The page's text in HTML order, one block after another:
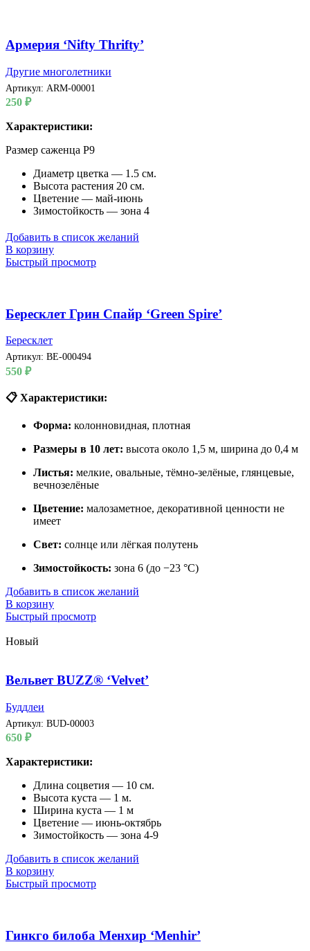
Армерия ‘Nifty Thrifty’
Другие многолетники
Артикул: ARM-00001
250 ₽
Характеристики:
Размер саженца P9
Диаметр цветка — 1.5 см.
Высота растения 20 см.
Цветение — май-июнь
Зимостойкость — зона 4
Добавить в список желаний
В корзину
Быстрый просмотр
Бересклет Грин Спайр ‘Green Spire’
Бересклет
Артикул: BE-000494
550 ₽
📋 Характеристики:
Форма: колонновидная, плотная
Размеры в 10 лет: высота около 1,5 м, ширина до 0,4 м
Листья: мелкие, овальные, тёмно-зелёные, глянцевые,
вечнозелёные
Цветение: малозаметное, декоративной ценности не
имеет
Свет: солнце или лёгкая полутень
Зимостойкость: зона 6 (до −23 °C)
Добавить в список желаний
В корзину
Быстрый просмотр
Новый
Вельвет BUZZ® ‘Velvet’
Буддлеи
Артикул: BUD-00003
650 ₽
Характеристики:
Длина соцветия — 10 см.
Высота куста — 1 м.
Ширина куста — 1 м
Цветение — июнь-октябрь
Зимостойкость — зона 4-9
Добавить в список желаний
В корзину
Быстрый просмотр
Гинкго билоба Менхир ‘Menhir’